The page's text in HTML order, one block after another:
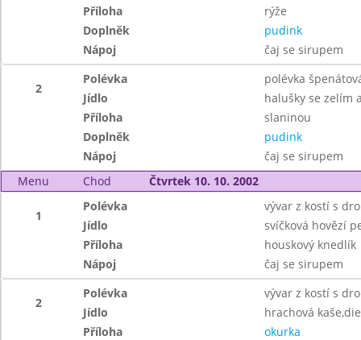
Příloha
rýže
Doplněk
pudink
Nápoj
čaj se sirupem
2
Polévka
polévka
Jídlo
halušky se zelím
Příloha
slaninou
Doplněk
pudink
Nápoj
čaj se sirupem
Menu
Chod Čtvrtek 10. 10. 2002
1
Polévka
vývar z kostí s
Jídlo
svíčková hovězí
Příloha
houskový knedlík
Nápoj
čaj se sirupem
2
Polévka
vývar z kostí s
Jídlo
hrachová
Příloha
okurka